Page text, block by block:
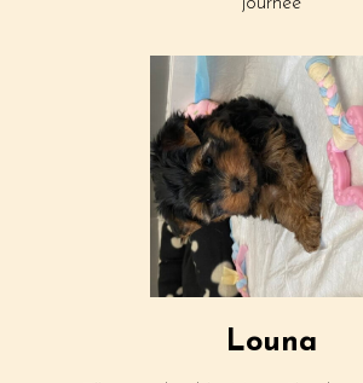
Louna